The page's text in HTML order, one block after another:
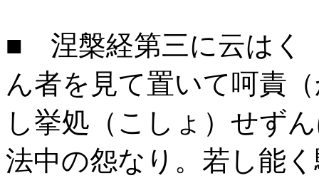
■ 涅槃経第三に云はく
ん者を見て置いて呵責
し挙処（こしょ）せず
法中の怨なり。若し能